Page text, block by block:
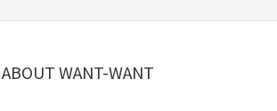
ABOUT WANT-WANT